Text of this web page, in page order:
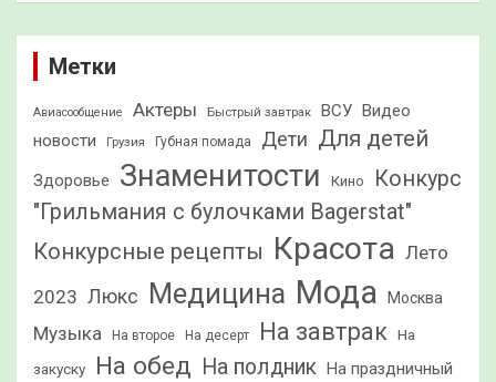
Метки
Авиасообщение Актеры Быстрый завтрак ВСУ Видео
новости
Грузия Губная помада Дети Для детей
Здоровье Знаменитости Кино
Конкурс
"Грильмания с булочками Bagerstat"
Конкурсные рецепты Красота Лето
2023 Люкс Медицина Мода Москва
Музыка На второе На десерт На завтрак На
закуску На обед На полдник На праздничный